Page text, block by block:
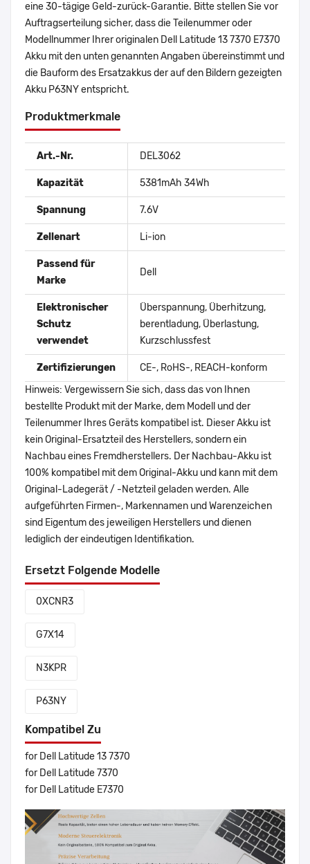
eine 30-tägige Geld-zurück-Garantie. Bitte stellen Sie vor
Auftragserteilung sicher, dass die Teilenummer oder
Modellnummer Ihrer originalen Dell Latitude 13 7370 E7370
Akku mit den unten genannten Angaben übereinstimmt und
die Bauform des Ersatzakkus der auf den Bildern gezeigten
Akku P63NY entspricht.
Produktmerkmale
Art.-Nr. DEL3062
Kapazität 5381mAh 34Wh
Spannung 7.6V
Zellenart Li-ion
Passend für
Marke
Dell
Elektronischer
Schutz
verwendet
Überspannung, Überhitzung,
berentladung, Überlastung,
Kurzschlussfest
Zertifizierungen
CE-, RoHS-, REACH-konform
Hinweis: Vergewissern Sie sich, dass das von Ihnen
bestellte Produkt mit der Marke, dem Modell und der
Teilenummer Ihres Geräts kompatibel ist. Dieser Akku ist
kein Original-Ersatzteil des Herstellers, sondern ein
Nachbau eines Fremdherstellers. Der Nachbau-Akku ist
100% kompatibel mit dem Original-Akku und kann mit dem
Original-Ladegerät / -Netzteil geladen werden. Alle
aufgeführten Firmen-, Markennamen und Warenzeichen
sind Eigentum des jeweiligen Herstellers und dienen
lediglich der eindeutigen Identifikation.
Ersetzt Folgende Modelle
0XCNR3
G7X14
N3KPR
P63NY
Kompatibel Zu
for Dell Latitude 13 7370
for Dell Latitude 7370
for Dell Latitude E7370